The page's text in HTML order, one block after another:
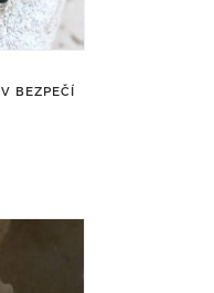
BEZPEČÍ